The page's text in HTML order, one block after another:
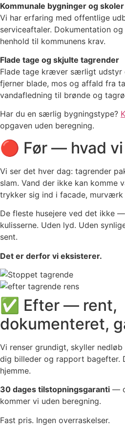
Kommunale bygninger og skoler
Vi har erfaring med offentlige
serviceaftaler. Dokumentation
henhold til kommunens krav.
Flade tage og skjulte tagrender
Flade tage kræver særligt udstyr
fjerner blade, mos og affald fra
vandafledning til brønde og
Har du en særlig bygningstype?
opgaven uden beregning.
🔴 Før — hvad
Vi ser det hver dag: tagrender
slam. Vand der ikke kan
trykker sig ind i facade, murværk
De fleste husejere ved det ikke
kulisserne. Uden lyd. Uden
sent.
Det er derfor vi eksisterer.
✅ Efter — rent,
dokumenteret,
Vi renser grundigt, skyller
dig billeder og rapport bagefter.
hjemme.
30 dages tilstopningsgaranti —
kommer vi uden beregning.
Fast pris. Ingen overraskelser.